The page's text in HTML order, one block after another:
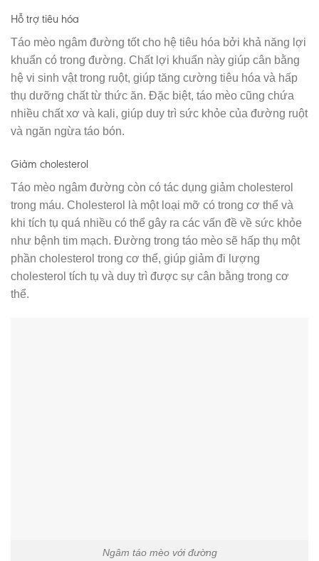
Hỗ trợ tiêu hóa
Táo mèo ngâm đường tốt cho hệ tiêu hóa bởi khả năng lợi
khuẩn có trong đường. Chất lợi khuẩn này giúp cân bằng
hệ vi sinh vật trong ruột, giúp tăng cường tiêu hóa và hấp
thụ dưỡng chất từ thức ăn. Đặc biệt, táo mèo cũng chứa
nhiều chất xơ và kali, giúp duy trì sức khỏe của đường ruột
và ngăn ngừa táo bón.
Giảm cholesterol
Táo mèo ngâm đường còn có tác dụng giảm cholesterol
trong máu. Cholesterol là một loại mỡ có trong cơ thể và
khi tích tụ quá nhiều có thể gây ra các vấn đề về sức khỏe
như bệnh tim mạch. Đường trong táo mèo sẽ hấp thụ một
phần cholesterol trong cơ thể, giúp giảm đi lượng
cholesterol tích tụ và duy trì được sự cân bằng trong cơ
thể.
Ngâm táo mèo với đường